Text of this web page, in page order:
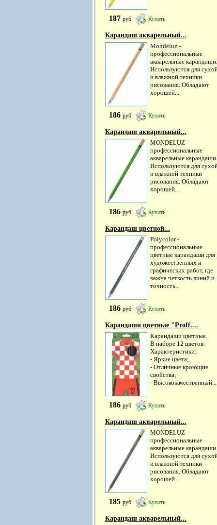
187 руб Купить
Карандаш акварельный...
Mondeluz -
профессиональные
акварельные карандаши.
Используются для
и влажной техники
рисования. Обладают
хорошей...
186 руб Купить
Карандаш акварельный...
MONDELUZ -
профессиональные
акварельные карандаши.
Используются для
и влажной техники
рисования. Обладают
хорошей...
186 руб Купить
Карандаш цветной...
Polycolor -
профессиональные
цветные карандаши для
художественных и
графических работ, где
важна четкость линий и
точность...
186 руб Купить
Карандаши цветные "Proff....
Карандаши цветные.
В наборе 12 цветов.
Характеристики:
- Яркие цвета;
- Отличные кроющие
свойства;
- Высококачественный...
186 руб Купить
Карандаш акварельный...
MONDELUZ -
профессиональные
акварельные карандаши.
Используются для
и влажной техники
рисования. Обладают
хорошей...
185 руб Купить
Карандаш акварельный...